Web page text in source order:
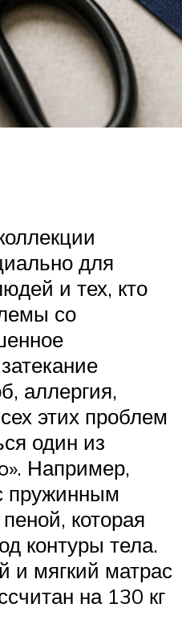
для
и тех, кто
со
аллергия,
этих проблем
один из
Например,
пружинным
которая
контуры тела.
и мягкий матрас
на 130 кг